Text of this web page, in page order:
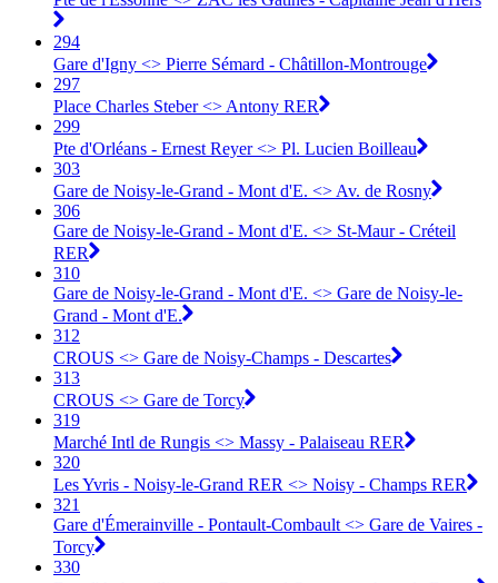
294
Gare d'Igny <> Pierre Sémard - Châtillon-Montrouge
297
Place Charles Steber <> Antony RER
299
Pte d'Orléans - Ernest Reyer <> Pl. Lucien Boilleau
303
Gare de Noisy-le-Grand - Mont d'E. <> Av. de Rosny
306
Gare de Noisy-le-Grand - Mont d'E. <> St-Maur - Créteil
RER
310
Gare de Noisy-le-Grand - Mont d'E. <> Gare de Noisy-le-
Grand - Mont d'E.
312
CROUS <> Gare de Noisy-Champs - Descartes
313
CROUS <> Gare de Torcy
319
Marché Intl de Rungis <> Massy - Palaiseau RER
320
Les Yvris - Noisy-le-Grand RER <> Noisy - Champs RER
321
Gare d'Émerainville - Pontault-Combault <> Gare de Vaires -
Torcy
330